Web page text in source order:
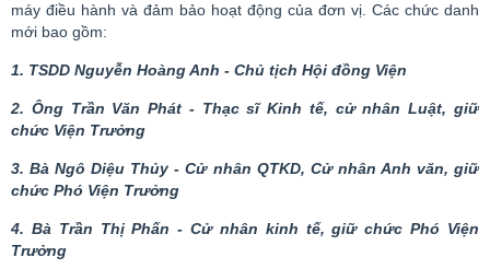
máy điều hành và đảm bảo hoạt động của đơn vị. Các chức danh
mới bao gồm:
1. TSDD Nguyễn Hoàng Anh - Chủ tịch Hội đồng Viện
2. Ông Trần Văn Phát - Thạc sĩ Kinh tế, cử nhân Luật, giữ
chức Viện Trưởng
3. Bà Ngô Diệu Thủy - Cử nhân QTKD, Cử nhân Anh văn, giữ
chức Phó Viện Trưởng
4. Bà Trần Thị Phấn - Cử nhân kinh tế, giữ chức Phó Viện
Trưởng